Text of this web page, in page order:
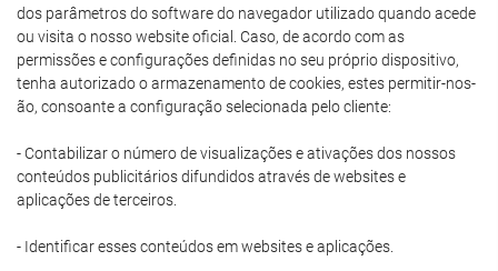
dos parâmetros do software do navegador utilizado quando acede
ou visita o nosso website oficial. Caso, de acordo com as
permissões e configurações definidas no seu próprio dispositivo,
tenha autorizado o armazenamento de cookies, estes permitir-nos-
ão, consoante a configuração selecionada pelo cliente:
- Contabilizar o número de visualizações e ativações dos nossos
conteúdos publicitários difundidos através de websites e
aplicações de terceiros.
- Identificar esses conteúdos em websites e aplicações.